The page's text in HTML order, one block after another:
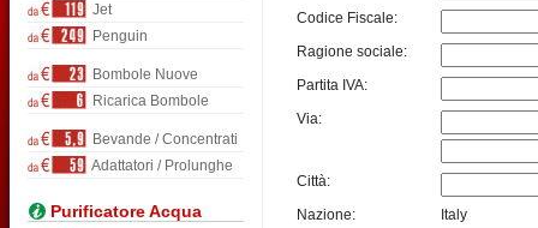
Jet
Penguin
Bombole Nuove
Ricarica Bombole
Bevande / Concentrati
Adattatori / Prolunghe
Purificatore Acqua
Codice Fiscale:
Ragione sociale:
Partita IVA:
Via:
Città:
Nazione:
Italy